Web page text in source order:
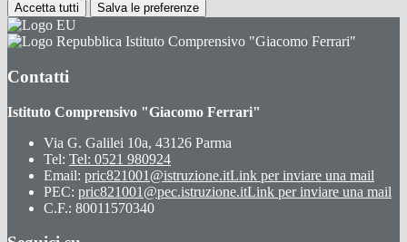
Accetta tutti Salva le preferenze
Istituto Comprensivo "Giacomo Ferrari"
Contatti
Istituto Comprensivo "Giacomo Ferrari"
Via G. Galilei 10a, 43126 Parma
Tel: Tel: 0521 980924
Email: pric821001@istruzione.itLink per inviare una mail
PEC: pric821001@pec.istruzione.itLink per inviare una mail
C.F.: 80011570340